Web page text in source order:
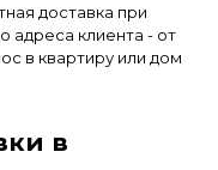
доставка при
адреса клиента - от
в квартиру или дом
в